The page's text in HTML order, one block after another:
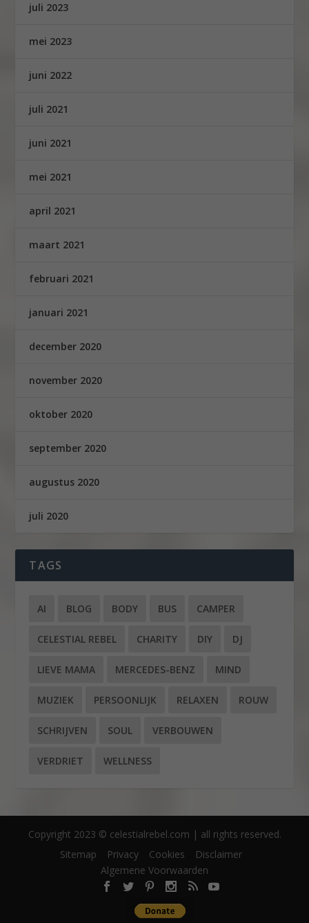
juli 2023
mei 2023
juni 2022
juli 2021
juni 2021
mei 2021
april 2021
maart 2021
februari 2021
januari 2021
december 2020
november 2020
oktober 2020
september 2020
augustus 2020
juli 2020
TAGS
AI BLOG BODY BUS CAMPER
CELESTIAL REBEL CHARITY DIY DJ
LIEVE MAMA MERCEDES-BENZ MIND
MUZIEK PERSOONLIJK RELAXEN ROUW
SCHRIJVEN SOUL VERBOUWEN
VERDRIET WELLNESS
Copyright 2023 © celestialrebel.com | all rights reserved.
Sitemap
Privacy Cookies
Disclaimer
Algemene Voorwaarden